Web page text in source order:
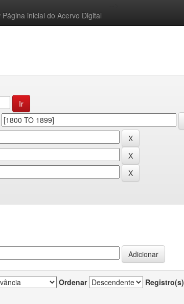
Página inicial do Acervo Digital
Ordenar Registro(s)